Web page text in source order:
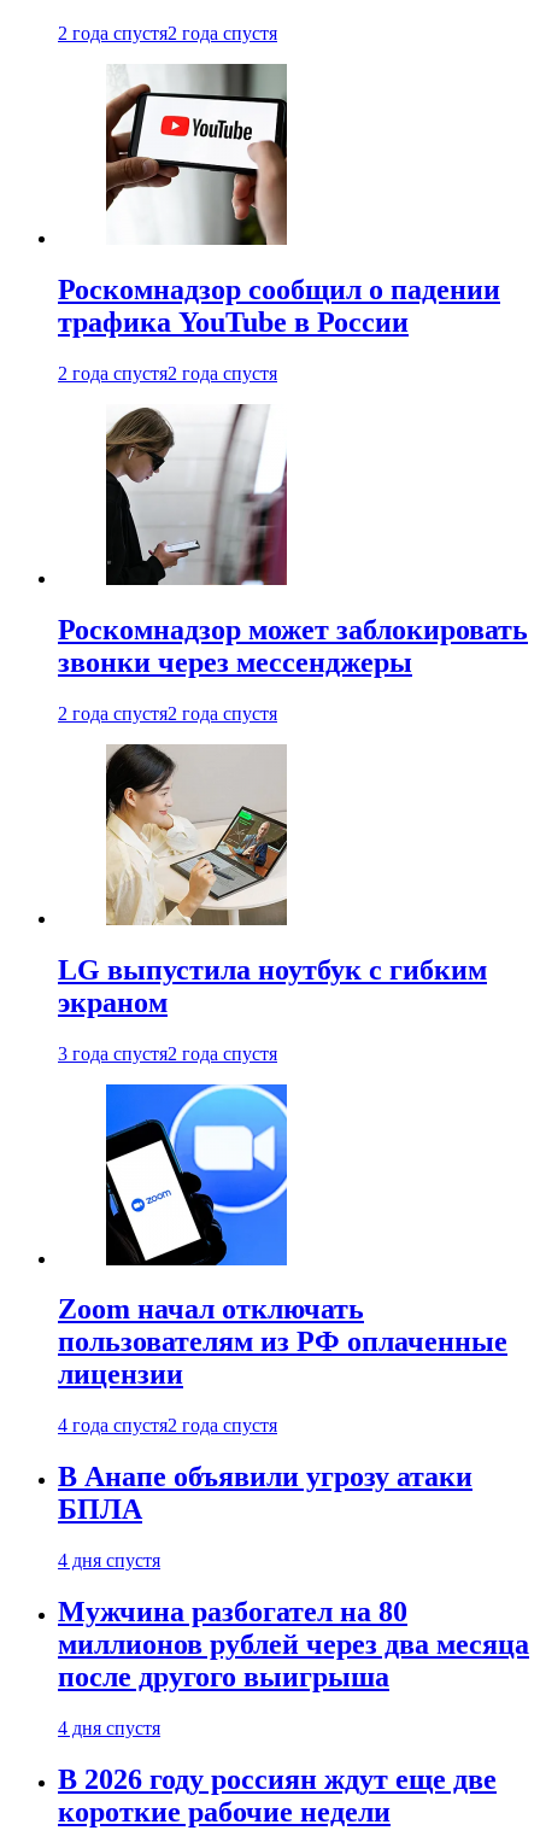
2 года спустя2 года спустя
Роскомнадзор сообщил о падении
трафика YouTube в России
2 года спустя2 года спустя
Роскомнадзор может заблокировать
звонки через мессенджеры
2 года спустя2 года спустя
LG выпустила ноутбук с гибким
экраном
3 года спустя2 года спустя
Zoom начал отключать
пользователям из РФ оплаченные
лицензии
4 года спустя2 года спустя
В Анапе объявили угрозу атаки
БПЛА
4 дня спустя
Мужчина разбогател на 80
миллионов рублей через два месяца
после другого выигрыша
4 дня спустя
В 2026 году россиян ждут еще две
короткие рабочие недели